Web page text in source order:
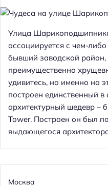
Улица
ассоциируется с чем-
бывший заводской район,
преимущественно
удивитесь, но именно на
построен единственный в
архитектурный шедевр –
Tower. Построен он был
выдающегося
Москва